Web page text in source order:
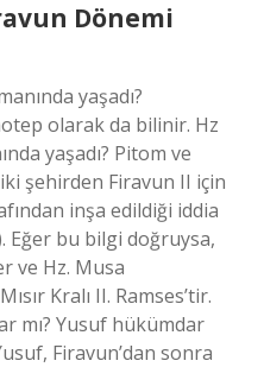
Dönemi
yaşadı?
olarak da bilinir. Hz
yaşadı? Pitom ve
şehirden Firavun II için
inşa edildiği iddia
Eğer bu bilgi doğruysa,
ve Hz. Musa
Kralı II. Ramses’tir.
mı? Yusuf hükümdar
Firavun’dan sonra